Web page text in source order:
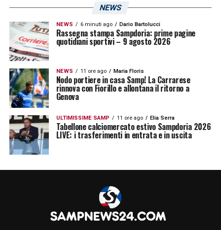
NEWS
NEWS 6 minuti ago Dario Bartolucci
Rassegna stampa Sampdoria: prime pagine
quotidiani sportivi – 9 agosto 2026
NEWS 11 ore ago Maria Floris
Nodo portiere in casa Samp! La Carrarese
rinnova con Fiorillo e allontana il ritorno a
Genova
ULTIMISSIME SAMP 11 ore ago Elia Serra
Tabellone calciomercato estivo Sampdoria 2026
LIVE: i trasferimenti in entrata e in uscita